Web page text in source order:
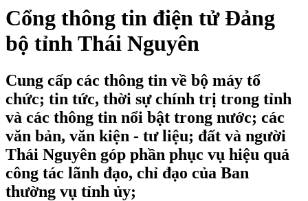
Cổng thông tin điện tử Đảng
bộ tỉnh Thái Nguyên
Cung cấp các thông tin về bộ máy tổ
chức; tin tức, thời sự chính trị trong tỉnh
và các thông tin nổi bật trong nước; các
văn bản, văn kiện - tư liệu; đất và người
Thái Nguyên góp phần phục vụ hiệu quả
công tác lãnh đạo, chỉ đạo của Ban
thường vụ tỉnh ủy;